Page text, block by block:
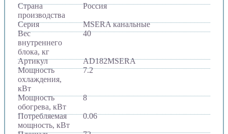
Страна
производства
Россия
Серия
MSERA канальные
Вес
внутреннего
блока, кг
40
Артикул
AD182MSERA
Мощность
охлаждения,
кВт
7.2
Мощность
обогрева, кВт
8
Потребляемая
мощность, кВт
0.06